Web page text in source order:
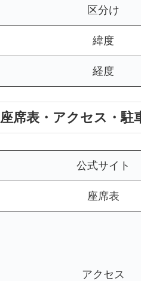
区分け
緯度
経度
座席表・アクセス・駐
公式サイト
座席表
アクセス